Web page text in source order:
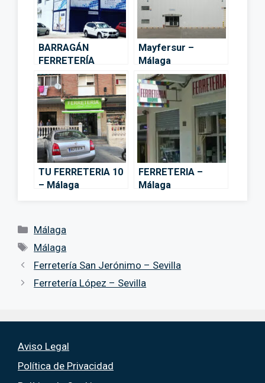
BARRAGÁN
FERRETERÍA
Suministro
Industrial – Málaga
Mayfersur –
Málaga
TU FERRETERIA 10
– Málaga
FERRETERIA –
Málaga
Categorías
Málaga
Etiquetas
Málaga
Ferretería San Jerónimo – Sevilla
Ferretería López – Sevilla
Aviso Legal
Política de Privacidad